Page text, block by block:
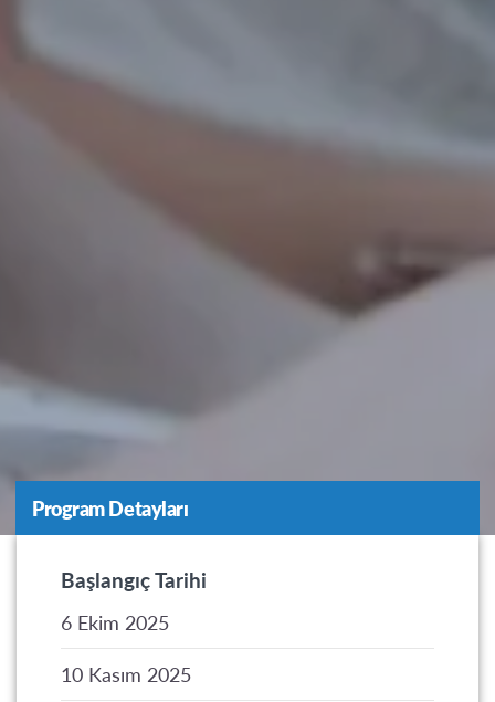
Program Detayları
Başlangıç Tarihi
6 Ekim 2025
10 Kasım 2025